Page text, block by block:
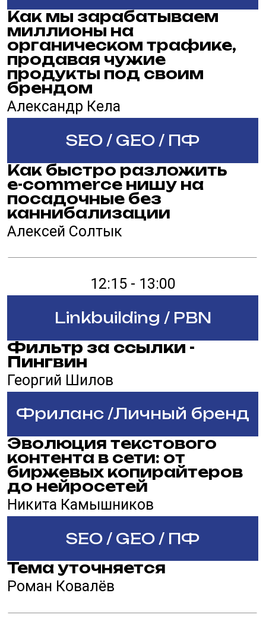
SEO / GEO / ПФ
Тема уточняется
Роман Ковалёв
13:00-14:00
14:00-14:45
Современные методики
линкбилдинга
Илья Горбачев
ARDA
Я — главная проблема
направления борьбы с
собственной
Павел Боревич
SEO / GEO / ПФ
Продающие сайты vs
SEO: как сделать сайт не
только продвигаемым, но
и продающим
Константин Зубков
14:45-15:15
Linkbuilding / PBN
Аутрич в России
Денис Нарижный
ARDA
группой компаний Далее
Никита Заславский